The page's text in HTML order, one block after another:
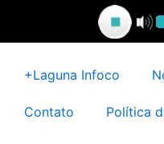
conteúdo
+Laguna Infoco
Contato Política